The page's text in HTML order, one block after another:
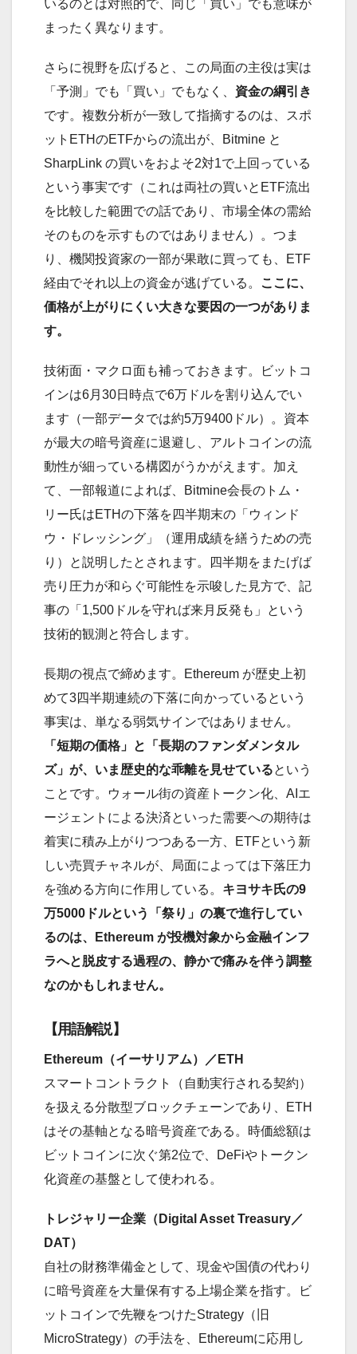
いるのとは対照的で、同じ「買い」でも意味が
まったく異なります。
さらに視野を広げると、この局面の主役は実は
「予測」でも「買い」でもなく、 資金の綱引き
です。複数分析が一致して指摘するのは、スポ
ットETHのETFからの流出が、Bitmine と
SharpLink の買いをおよそ2対1で上回っている
という事実です（これは両社の買いとETF流出
を比較した範囲での話であり、市場全体の需給
そのものを示すものではありません）。つま
り、機関投資家の一部が果敢に買っても、ETF
経由でそれ以上の資金が逃げている。
ここに、
価格が上がりにくい大きな要因の一つがありま
す。
技術面・マクロ面も補っておきます。ビットコ
インは6月30日時点で6万ドルを割り込んでい
ます（一部データでは約5万9400ドル）。資本
が最大の暗号資産に退避し、アルトコインの流
動性が細っている構図がうかがえます。加え
て、一部報道によれば、Bitmine会長のトム・
リー氏はETHの下落を四半期末の「ウィンド
ウ・ドレッシング」（運用成績を繕うための売
り）と説明したとされます。四半期をまたげば
売り圧力が和らぐ可能性を示唆した見方で、記
事の「1,500ドルを守れば来月反発も」という
技術的観測と符合します。
長期の視点で締めます。Ethereum が歴史上初
めて3四半期連続の下落に向かっているという
事実は、単なる弱気サインではありません。
「短期の価格」と「長期のファンダメンタル
ズ」が、いま歴史的な乖離を見せているという
ことです。ウォール街の資産トークン化、AIエ
ージェントによる決済といった需要への期待は
着実に積み上がりつつある一方、ETFという新
しい売買チャネルが、局面によっては下落圧力
を強める方向に作用している。 キヨサキ氏の9
万5000ドルという「祭り」の裏で進行してい
るのは、Ethereum が投機対象から金融インフ
ラへと脱皮する過程の、静かで痛みを伴う調整
なのかもしれません。
【用語解説】
Ethereum（イーサリアム）／ETH
スマートコントラクト（自動実行される契約）
を扱える分散型ブロックチェーンであり、ETH
はその基軸となる暗号資産である。時価総額は
ビットコインに次ぐ第2位で、DeFiやトークン
化資産の基盤として使われる。
トレジャリー企業（Digital Asset Treasury／
DAT）
自社の財務準備金として、現金や国債の代わり
に暗号資産を大量保有する上場企業を指す。ビ
ットコインで先鞭をつけたStrategy（旧
MicroStrategy）の手法を、Ethereumに応用し